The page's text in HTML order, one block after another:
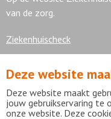
van de zorg.
Ziekenhuischeck
Deze website
Deze website maakt
jouw gebruikservaring te
onze website. Deze